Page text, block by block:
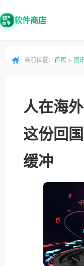
软件商店
当前位置： 首页 > 资
人在海
这份回
缓冲